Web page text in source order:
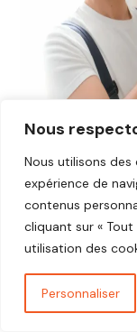
Nous
Nous utilisons
expérience de
contenus
cliquant sur «
utilisation des
Personnaliser
Avis plombier
Vous cherchez
Découvrez les
bénéficié